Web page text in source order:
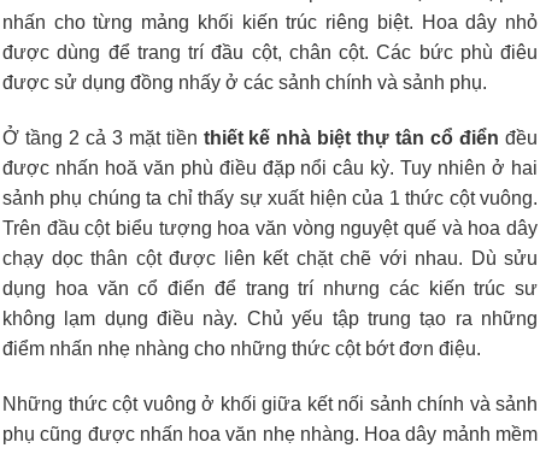
nhấn cho từng mảng khối kiến trúc riêng biệt. Hoa dây nhỏ
được dùng để trang trí đầu cột, chân cột. Các bức phù điêu
được sử dụng đồng nhấy ở các sảnh chính và sảnh phụ.
Ở tầng 2 cả 3 mặt tiền thiết kế nhà biệt thự tân cổ điểnđều
được nhấn hoă văn phù điều đặp nổi câu kỳ. Tuy nhiên ở hai
sảnh phụ chúng ta chỉ thấy sự xuất hiện của 1 thức cột vuông.
Trên đầu cột biểu tượng hoa văn vòng nguyệt quế và hoa dây
chạy dọc thân cột được liên kết chặt chẽ với nhau. Dù sửu
dụng hoa văn cổ điển để trang trí nhưng các kiến trúc sư
không lạm dụng điều này. Chủ yếu tập trung tạo ra những
điểm nhấn nhẹ nhàng cho những thức cột bớt đơn điệu.
Những thức cột vuông ở khối giữa kết nối sảnh chính và sảnh
phụ cũng được nhấn hoa văn nhẹ nhàng. Hoa dây mảnh mềm